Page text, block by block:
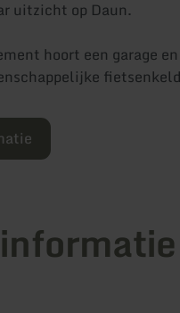
uitzicht op Daun.
hoort een garage